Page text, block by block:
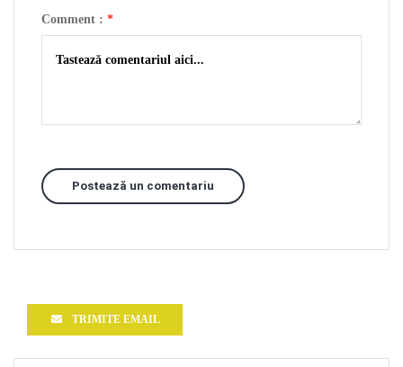
Comment : *
Postează un comentariu
TRIMITE EMAIL